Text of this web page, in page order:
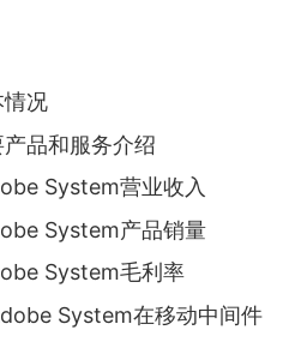
况
品和服务介绍
System营业收入
System产品销量
System毛利率
System在移动中间件